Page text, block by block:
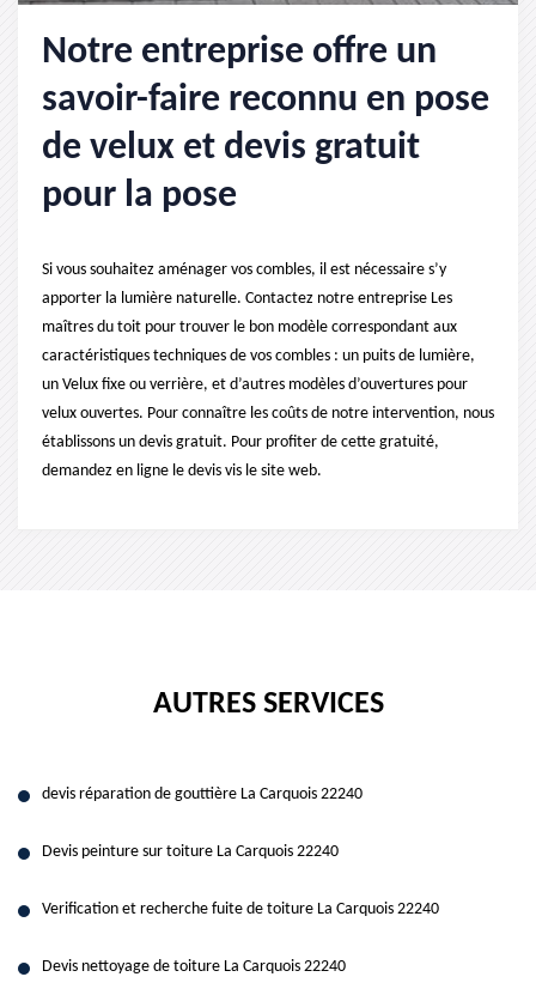
Notre entreprise offre un
savoir-faire reconnu en pose
de velux et devis gratuit
pour la pose
Si vous souhaitez aménager vos combles, il est nécessaire s’y
apporter la lumière naturelle. Contactez notre entreprise Les
maîtres du toit pour trouver le bon modèle correspondant aux
caractéristiques techniques de vos combles : un puits de lumière,
un Velux fixe ou verrière, et d’autres modèles d’ouvertures pour
velux ouvertes. Pour connaître les coûts de notre intervention, nous
établissons un devis gratuit. Pour profiter de cette gratuité,
demandez en ligne le devis vis le site web.
AUTRES SERVICES
devis réparation de gouttière La Carquois 22240
Devis peinture sur toiture La Carquois 22240
Verification et recherche fuite de toiture La Carquois 22240
Devis nettoyage de toiture La Carquois 22240